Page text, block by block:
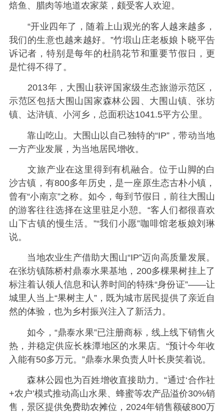
焙鱼、腊肉等地道农家菜，颇受客人欢迎。
“开业四年了，随着上山观光的客人越来越多，
我们的生意也越来越好。”竹塅山庄老板娘卜晓平告
诉记者，特别是每年的杜鹃花节和重要节假日，更
是忙得不得了。
2013年，大围山获评国家级生态旅游示范区，
示范区包括大围山国家森林公园、大围山镇、张坊
镇、达浒镇、小河乡，总面积达1041.5平方公里。
靠山吃山。大围山以自己独特的“IP”，带动当地
一方产业发展，为当地居民增收。
文旅产业在这里得到有机融合。位于山脚的白
沙古镇，有800多年历史，是一座原生态古朴小镇，
曾有“小南京”之称。如今，每到节假日，前往大围山
的游客往往选择在这里驻足小憩。“客人们都很喜欢
山下古镇的慢生活。”“我们小愿”咖啡馆老板娘刘琳
说。
当地农业生产借助大围山“IP”迈向高质量发展。
在张坊镇陈桥村鼎泰水果基地，200多棵果树挂上了
标注着认领人信息和认养时间的特殊“身份证”——让
城里人当上“果树主人”，既为城市居民提供了亲近自
然的体验，也为乡村振兴注入了新活力。
如今，“鼎泰水果”已注册商标，线上线下销售火
热，并稳定供应长株潭地区的水果店。“预计今年收
入能有50多万元。”鼎泰水果负责人叶长庚笑着说。
森林公园也为百姓增收直接助力。“通过‘合作社
+农户’模式推动高山水果、蜂蜜等农产品溢价30%销
售，景区提供免费助农摊位，2024年销售额破800万